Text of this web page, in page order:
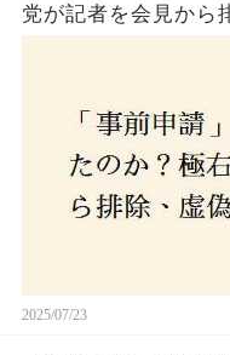
党が記者を会見から
2025/07/23